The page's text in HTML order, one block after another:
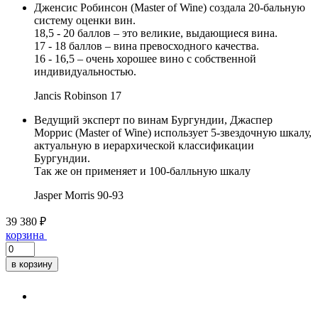
Дженсис Робинсон (Master of Wine) создала 20-бальную
систему оценки вин.
18,5 - 20 баллов – это великие, выдающиеся вина.
17 - 18 баллов – вина превосходного качества.
16 - 16,5 – очень хорошее вино с собственной
индивидуальностью.
Jancis Robinson 17
Ведущий эксперт по винам Бургундии, Джаспер
Моррис (Master of Wine) использует 5-звездочную шкалу,
актуальную в иерархической классификации
Бургундии.
Так же он применяет и 100-балльную шкалу
Jasper Morris 90-93
39 380 ₽
корзина
в корзину